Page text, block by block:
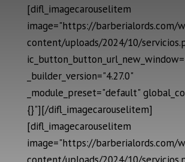
[difl_imagecarouselitem
image="https://barberialords.com/
content/uploads/2024/10/
_builder_version="4.27.0"
_module_preset="default"
{}"][/difl_imagecarouselitem]
[difl_imagecarouselitem
image="https://barberialords.com/